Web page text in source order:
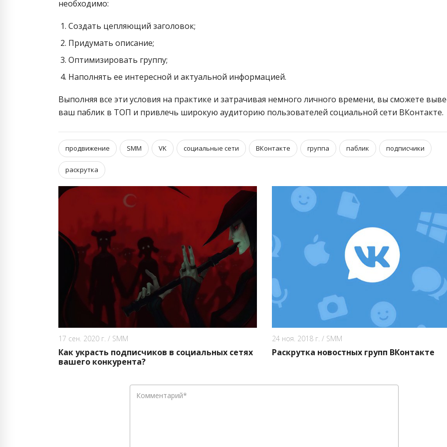
необходимо:
Создать цепляющий заголовок;
Придумать описание;
Оптимизировать группу;
Наполнять ее интересной и актуальной информацией.
Выполняя все эти условия на практике и затрачивая немного личного времени, вы сможете
ваш паблик в ТОП и привлечь широкую аудиторию пользователей социальной сети ВКонтакте.
продвижение SMM VK социальные сети ВКонтакте группа паблик подписчики
раскрутка
17 сен. 2020 г. / SMM
Как украсть подписчиков в социальных сетях
вашего конкурента?
24 ноя. 2018 г. / SMM
Раскрутка новостных групп ВКонтакте